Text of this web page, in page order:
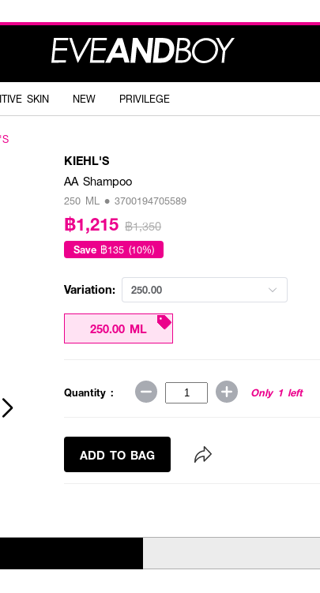
SKIN NEW PRIVILEGE
KIEHL'S
AA Shampoo
250 ML • 3700194705589
฿1,215 ฿1,350
Save ฿135 (10%)
Variation: 250.00
250.00 ML
Quantity : Only 1 left
ADD TO BAG